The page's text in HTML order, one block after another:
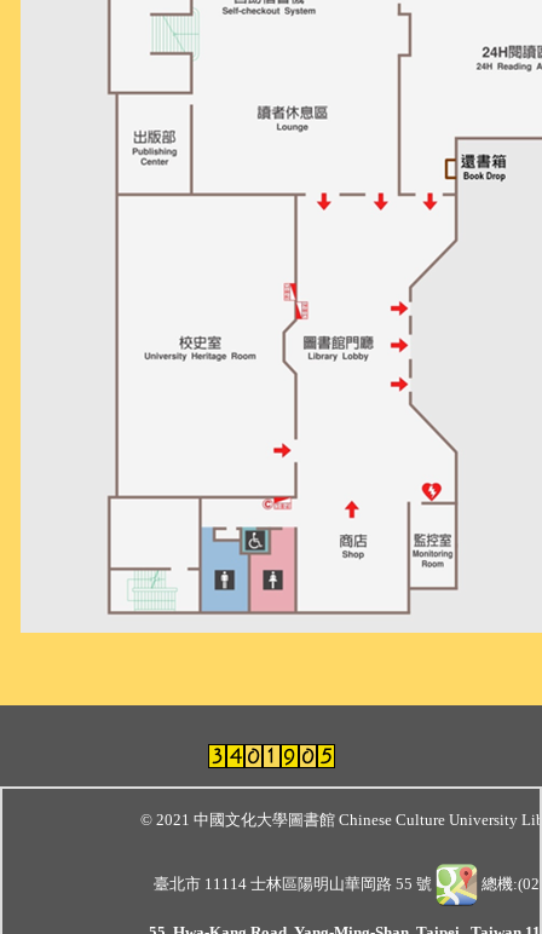
© 2021 中國文化大學圖書館 Chinese Culture University
臺北市 11114 士林區陽明山華岡路 55 號 總機